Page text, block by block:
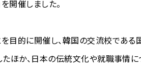
開催しました。
的に開催し、韓国の交流校であ
ほか、日本の伝統文化や就職事情に